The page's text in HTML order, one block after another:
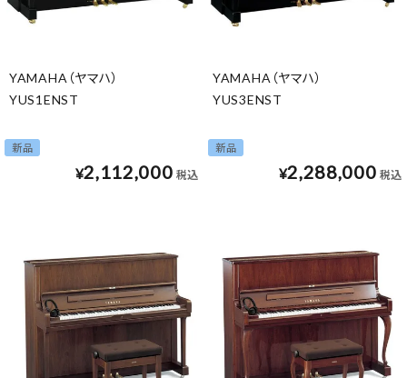
YAMAHA（ヤマハ）
YUS1ENST
新品
¥2,112,000 税込
YAMAHA（ヤマハ）
YUS3ENST
新品
¥2,288,000 税込